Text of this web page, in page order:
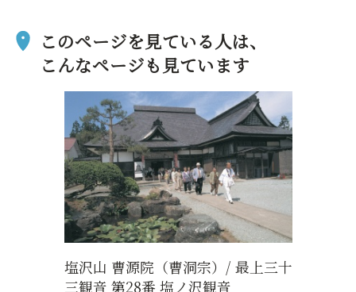
このページを見ている人は、
こんなページも見ています
塩沢山 曹源院（曹洞宗）/ 最上三十
三観音 第28番 塩ノ沢観音